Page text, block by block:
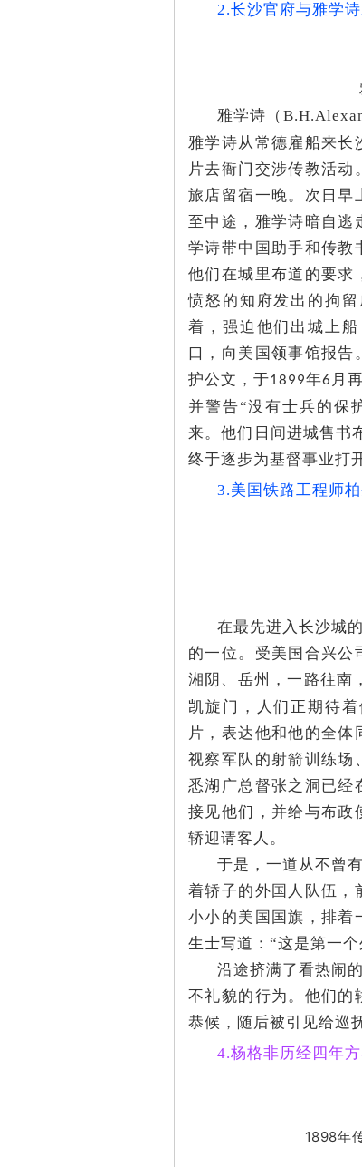
2.长沙官府与雅学
雅学诗（ B.H.
雅学诗从常德雇船来长
片去衙门交涉传教活动
旅店留宿一晚。次日早
至中途，雅学诗暗自逃
学诗带中国助手和传教
他们在城里布道的要求
愤怒的知府发出的拘
着，强迫他们出城上
口，向美国领事馆报告
护公文，于1899年6 月
并警告“没有士兵的保
来。他们日间进城售书
终于逐步为基督事业打
3.美国铁路工程师
在最先进入长沙城
的一位。受美国合兴公
湘阴、岳州，一路往南
凯旋门，人们正期待
片，表达他和他的全
视察军队的射箭训练场
悉湖广总督张之洞已经
接见他们，并给与布政
轿迎请客人。
于是，一道从不曾
着轿子的外国人队伍，
小小的美国国旗，排着
生士写道：“这是第一
沿途挤满了看热闹
不礼貌的行为。他们的
恭候，随后被引见给巡
4.杨格非历经四年
1898年